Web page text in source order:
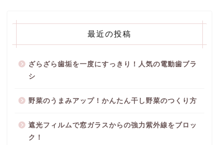
最近の投稿
ざらざら歯垢を一度にすっきり！人気の電動歯ブラ
シ
野菜のうまみアップ！かんたん干し野菜のつくり方
遮光フィルムで窓ガラスからの強力紫外線をブロッ
ク！